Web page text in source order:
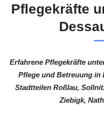
Pflegekräfte
Erfahrene Pflegekräfte
Pflege und Betreuung in
Stadtteilen Roßlau,
Ziebigk,